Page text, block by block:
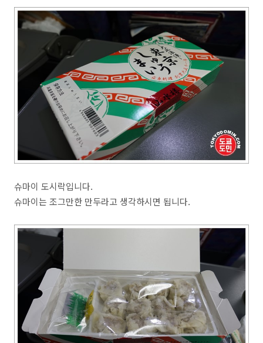
슈마이 도시락입니다.
슈마이는 조그만한 만두라고 생각하시면 됩니다.